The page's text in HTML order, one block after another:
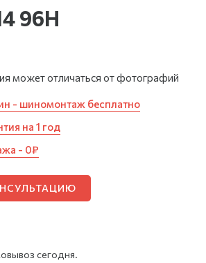
96H
может отличаться от фотографий
- шиномонтаж бесплатно
на 1 год
- 0₽
сегодня.